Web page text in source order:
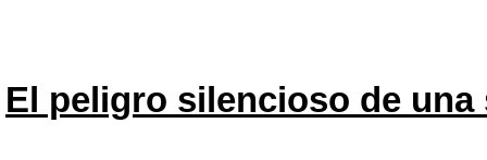
El peligro silencioso de una